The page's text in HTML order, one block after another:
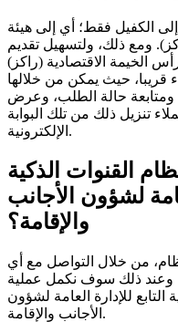
الكفيل فقط؛ أي إلى هيئة
ومع ذلك، ولتسهيل تقديم
الخيمة الاقتصادية (راكز)
قريبا، حيث يمكن من خلالها
ومتابعة حالة الطلب، وعرض
تنزيل ذلك من تلك البوابة
الإلكترونية.
القنوات الذكية
لشؤون الأجانب
والإقامة؟
من خلال التواصل مع أي
وعند ذلك سوف نكمل عملية
للإدارة العامة لشؤون
الأجانب والإقامة.